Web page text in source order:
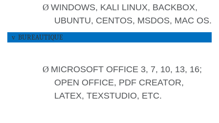
Ø WINDOWS, KALI LINUX, BACKBOX,
UBUNTU, CENTOS, MSDOS, MAC OS.
v BUREAUTIQUE
Ø MICROSOFT OFFICE 3, 7, 10, 13, 16;
OPEN OFFICE, PDF CREATOR,
LATEX, TEXSTUDIO, ETC.